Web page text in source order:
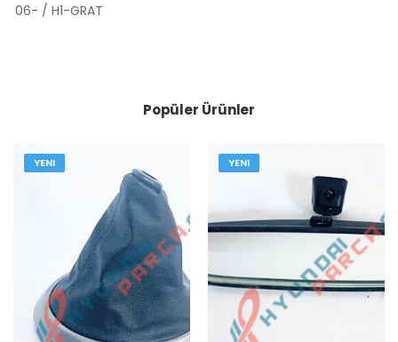
06- / H1-GRAT
Popüler Ürünler
YENI YENI